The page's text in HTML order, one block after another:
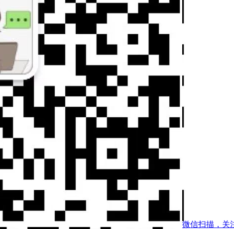
微信扫描，关